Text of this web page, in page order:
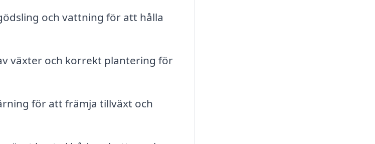
och vattning för att hålla
växter och korrekt plantering för
för att främja tillväxt och